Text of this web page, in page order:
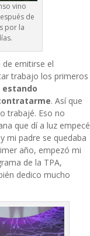
vino
de
por la
emitirse el
trabajo los primeros
estando
. Así que
trabajé. Eso no
que dí a luz empecé
mi padre se quedaba
año, empezó mi
de la TPA,
dedico mucho